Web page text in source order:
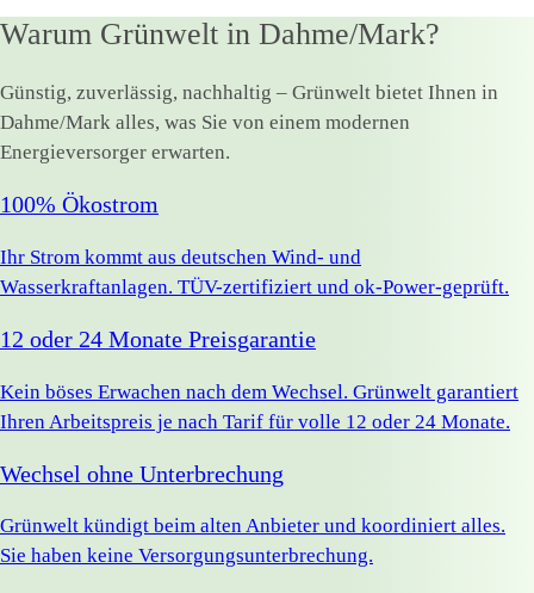
Warum Grünwelt in Dahme/Mark?
Günstig, zuverlässig, nachhaltig – Grünwelt bietet Ihnen in
Dahme/Mark alles, was Sie von einem modernen
Energieversorger erwarten.
100% Ökostrom
Ihr Strom kommt aus deutschen Wind- und
Wasserkraftanlagen. TÜV-zertifiziert und ok-Power-geprüft.
12 oder 24 Monate Preisgarantie
Kein böses Erwachen nach dem Wechsel. Grünwelt garantiert
Ihren Arbeitspreis je nach Tarif für volle 12 oder 24 Monate.
Wechsel ohne Unterbrechung
Grünwelt kündigt beim alten Anbieter und koordiniert alles.
Sie haben keine Versorgungsunterbrechung.